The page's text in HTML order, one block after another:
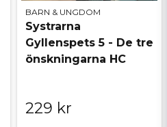
BARN & UNGDOM
Systrarna
Gyllenspets 5 - De tre
önskningarna HC
229 kr